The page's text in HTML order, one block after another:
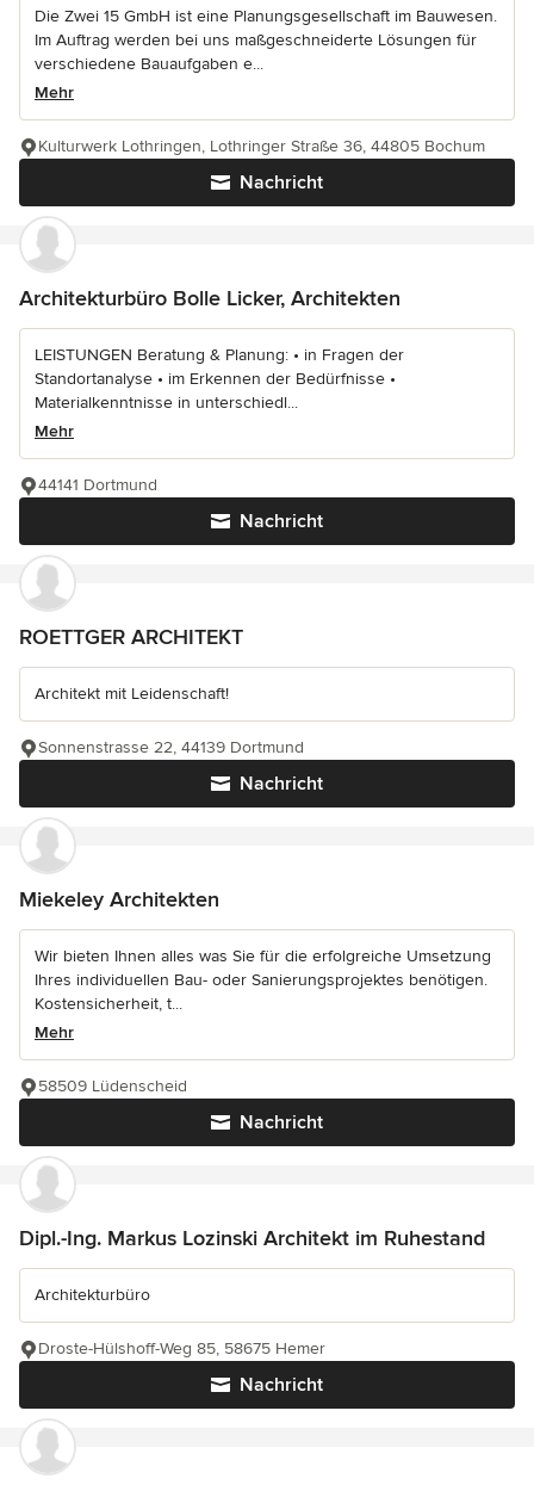
Die Zwei 15 GmbH ist eine Planungsgesellschaft im Bauwesen.
Im Auftrag werden bei uns maßgeschneiderte Lösungen für
verschiedene Bauaufgaben e...
Mehr
Nachricht
Kulturwerk Lothringen, Lothringer Straße 36, 44805 Bochum
Architekturbüro Bolle Licker, Architekten
LEISTUNGEN Beratung & Planung: • in Fragen der
Standortanalyse • im Erkennen der Bedürfnisse •
Materialkenntnisse in unterschiedl...
Mehr
Nachricht
44141 Dortmund
ROETTGER ARCHITEKT
Architekt mit Leidenschaft!
Nachricht
Sonnenstrasse 22, 44139 Dortmund
Miekeley Architekten
Wir bieten Ihnen alles was Sie für die erfolgreiche Umsetzung
Ihres individuellen Bau- oder Sanierungsprojektes benötigen.
Kostensicherheit, t...
Mehr
Nachricht
58509 Lüdenscheid
Dipl.-Ing. Markus Lozinski Architekt im Ruhestand
Architekturbüro
Nachricht
Droste-Hülshoff-Weg 85, 58675 Hemer